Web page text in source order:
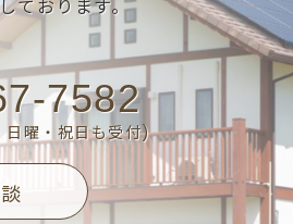
ております。
7582
日曜・祝日も受付)